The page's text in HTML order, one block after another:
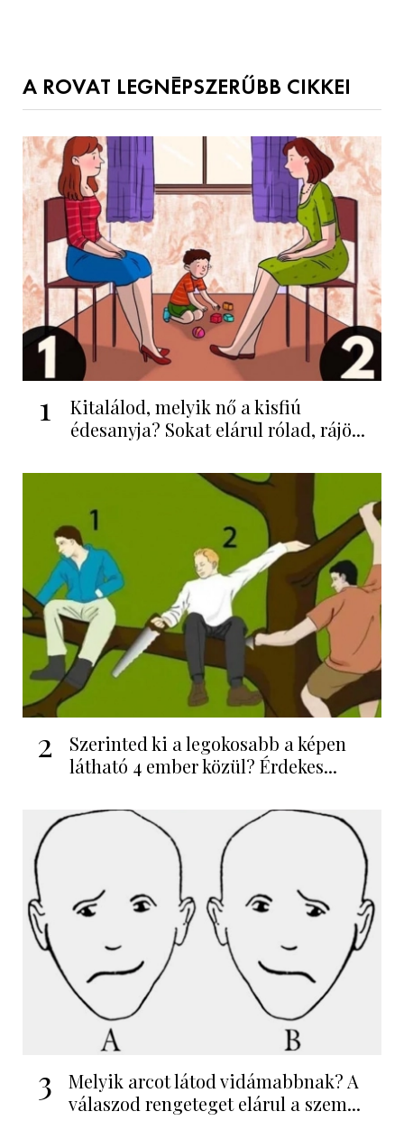
A ROVAT LEGNÉPSZERŰBB CIKKEI
1
Kitalálod, melyik nő a kisfiú
édesanyja? Sokat elárul rólad, rájö...
2
Szerinted ki a legokosabb a képen
látható 4 ember közül? Érdekes...
3
Melyik arcot látod vidámabbnak? A
válaszod rengeteget elárul a szem...